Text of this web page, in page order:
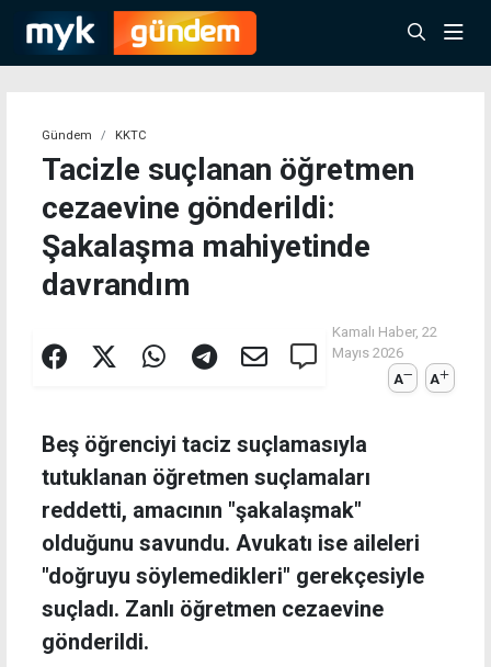
Gündem KKTC
Tacizle suçlanan öğretmen
cezaevine gönderildi:
Şakalaşma mahiyetinde
davrandım
Kamalı Haber, 22
Mayıs 2026
A
A
Beş öğrenciyi taciz suçlamasıyla
tutuklanan öğretmen suçlamaları
reddetti, amacının "şakalaşmak"
olduğunu savundu. Avukatı ise aileleri
"doğruyu söylemedikleri" gerekçesiyle
suçladı. Zanlı öğretmen cezaevine
gönderildi.